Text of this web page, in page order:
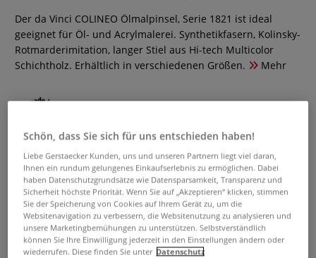
Der da Vinci COLINEO Ölmalpinsel, Serie 1821 ist ideal
geeignet für Öl- und Acrylmalerei. Synthetikfasern, Kolinsky-
Rotmarderimitation, langer Stiel aus Hi-tech Multicolor
Schichtholz. Erhältlich in verschiedenen Größen.
Mehr
ab6,66 €
inklusive 20% bzw. 10% MwSt,
ggf. zuzüglichVersandkosten
Produkt bestellen
Das könnte Sie auch interessieren
Schön, dass Sie sich für uns entschieden haben!
Liebe Gerstaecker Kunden, uns und unseren Partnern liegt viel daran,
Ihnen ein rundum gelungenes Einkaufserlebnis zu ermöglichen. Dabei
haben Datenschutzgrundsätze wie Datensparsamkeit, Transparenz und
Sicherheit höchste Priorität. Wenn Sie auf „Akzeptieren“ klicken, stimmen
Sie der Speicherung von Cookies auf Ihrem Gerät zu, um die
Websitenavigation zu verbessern, die Websitenutzung zu analysieren und
unsere Marketingbemühungen zu unterstützen. Selbstverständlich
können Sie Ihre Einwilligung jederzeit in den Einstellungen ändern oder
wiederrufen. Diese finden Sie unter Datenschutz